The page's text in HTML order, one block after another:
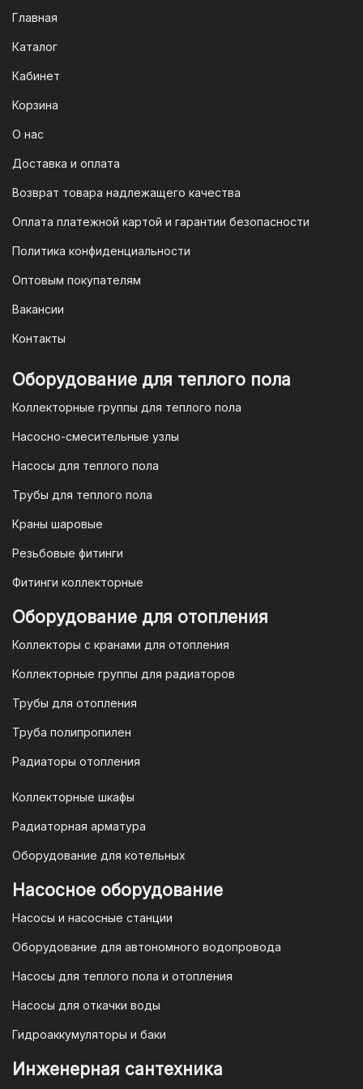
Мы следим за современными
систему быстрых платежей (СПБ).
предоставлен QR-код. Просто
доступен для большинства российских
3. Оплата по QR-коду
— это QR-код. После оформления
заказа мы предоставим вам
уникальный QR-код, который можно
приложении вашего банка. Это быстро,
удобно и безопасно.
юридических лиц
Для наших корпоративных клиентов
мы предлагаем безналичную оплату по
выставим вам счет, который можно
оплатить в течение 3 рабочих дней.
организаций и ИП необходимо
связаться с оптовым отделом
электронную почту
opt@mail.ru
Гарантия и условия гарантии
магазине "TIM-com Россия" Вы можете
быть уверены в том, что мы действуем
в рамках действующего
Законодательства Российской
Федерации и Ваши права, как
отопительной техники (котлы, газовые
монтажа, необходимо вызывать
Главная
Каталог
Кабинет
Корзина
О нас
Доставка и оплата
Возврат товара надлежащего качества
Оплата платежной картой и гарантии безопасности
Политика конфиденциальности
Оптовым покупателям
Вакансии
Контакты
Оборудование для теплого пола
Коллекторные группы для теплого пола
Насосно-смесительные узлы
Насосы для теплого пола
Трубы для теплого пола
Краны шаровые
Резьбовые фитинги
Фитинги коллекторные
Оборудование для отопления
Коллекторы с кранами для отопления
Коллекторные группы для радиаторов
Трубы для отопления
Труба полипропилен
Радиаторы отопления
Коллекторные шкафы
Радиаторная арматура
Оборудование для котельных
Насосное оборудование
Насосы и насосные станции
Оборудование для автономного водопровода
Насосы для теплого пола и отопления
Насосы для откачки воды
Гидроаккумуляторы и баки
Инженерная сантехника